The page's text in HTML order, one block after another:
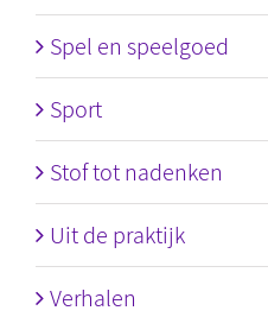
Spel en speelgoed
Sport
Stof tot nadenken
Uit de praktijk
Verhalen